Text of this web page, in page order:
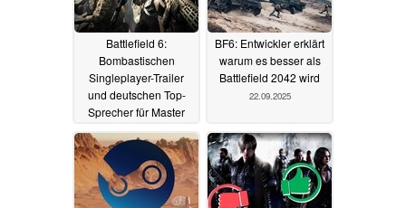
Battlefield 6:
Bombastischen
Singleplayer-Trailer
und deutschen Top-
Sprecher für Master
Sergeant Hayden
Carter enthüllt25.09.2025
BF6: Entwickler erklärt
warum es besser als
Battlefield 2042 wird
22.09.2025